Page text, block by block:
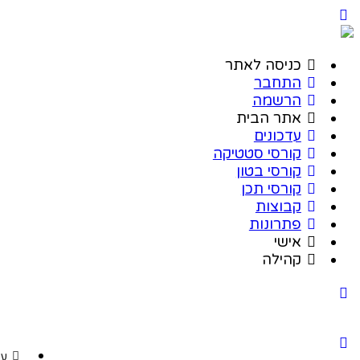
כניסה לאתר
התחבר
הרשמה
אתר הבית
עדכונים
קורסי סטטיקה
קורסי בטון
קורסי תכן
קבוצות
פתרונות
אישי
קהילה